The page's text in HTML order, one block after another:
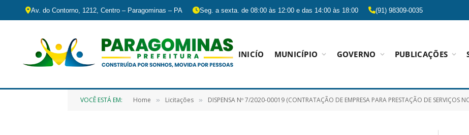
Av. do Contorno, 1212, Centro – Paragominas – PA Seg. a sexta. de 08:00 às 12:00 e das 14:00 às 18:00 (91) 98309-0035
INICÍO MUNICÍPIO GOVERNO PUBLICAÇÕES
VOCÊ ESTÁ EM: Home » Licitações » DISPENSA Nº 7/2020-00019 (CONTRATAÇÃO DE EMPRESA PARA PRESTAÇÃO DE SERVIÇOS NO ATENDIMENTO